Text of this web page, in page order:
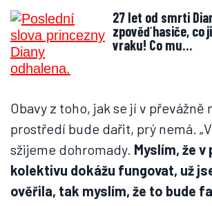
27 let od smrti Diany (†36): Mrazivá
zpověď hasiče, co
vraku! Co mu…
Obavy z toho, jak se jí v převážně
prostředí bude dařit, prý nemá.
sžijeme dohromady. Myslím, že v
kolektivu dokážu fungovat, už
ověřila, tak myslím, že to bude